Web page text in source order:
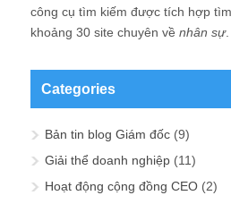
công cụ tìm kiếm được tích hợp
khoảng 30 site chuyên về nhân sự.
Categories
Bản tin blog Giám đốc (9)
Giải thể doanh nghiệp (11)
Hoạt động cộng đồng CEO (2)